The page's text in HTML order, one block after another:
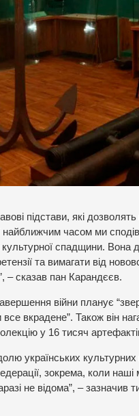
підстави, які
часом ми
спадщини. Вона
та вимагати від
– сказав пан Карандєєв.
війни планує
все вкрадене”. Також він
у 16 тисяч
українських
зокрема, коли
не відома”, – зазначив